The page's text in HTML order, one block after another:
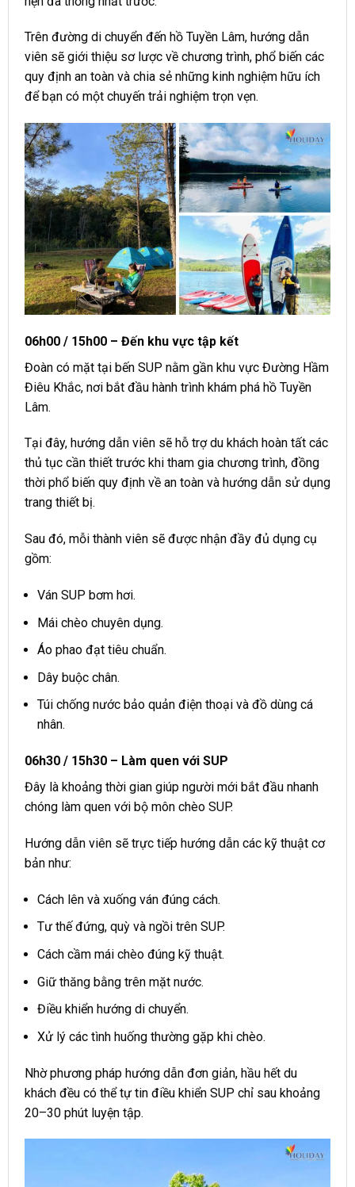
Trên đường di chuyển đến hồ Tuyền Lâm, hướng dẫn
viên sẽ giới thiệu sơ lược về chương trình, phổ biến các
quy định an toàn và chia sẻ những kinh nghiệm hữu ích
để bạn có một chuyến trải nghiệm trọn vẹn.
06h00 / 15h00 – Đến khu vực tập kết
Đoàn có mặt tại bến SUP nằm gần khu vực Đường Hầm
Điêu Khắc, nơi bắt đầu hành trình khám phá hồ Tuyền
Lâm.
Tại đây, hướng dẫn viên sẽ hỗ trợ du khách hoàn tất các
thủ tục cần thiết trước khi tham gia chương trình, đồng
thời phổ biến quy định về an toàn và hướng dẫn sử dụng
trang thiết bị.
Sau đó, mỗi thành viên sẽ được nhận đầy đủ dụng cụ
gồm:
Ván SUP bơm hơi.
Mái chèo chuyên dụng.
Áo phao đạt tiêu chuẩn.
Dây buộc chân.
Túi chống nước bảo quản điện thoại và đồ dùng cá
nhân.
06h30 / 15h30 – Làm quen với SUP
Đây là khoảng thời gian giúp người mới bắt đầu nhanh
chóng làm quen với bộ môn chèo SUP.
Hướng dẫn viên sẽ trực tiếp hướng dẫn các kỹ thuật cơ
bản như:
Cách lên và xuống ván đúng cách.
Tư thế đứng, quỳ và ngồi trên SUP.
Cách cầm mái chèo đúng kỹ thuật.
Giữ thăng bằng trên mặt nước.
Điều khiển hướng di chuyển.
Xử lý các tình huống thường gặp khi chèo.
Nhờ phương pháp hướng dẫn đơn giản, hầu hết du
khách đều có thể tự tin điều khiển SUP chỉ sau khoảng
20–30 phút luyện tập.